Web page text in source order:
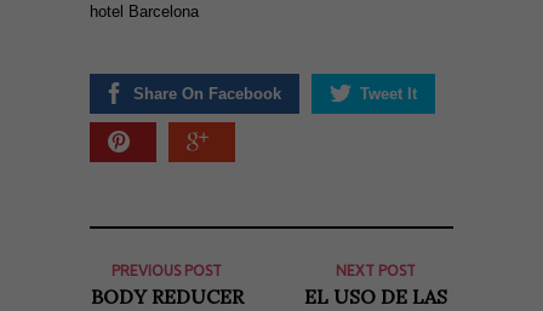
hotel Barcelona
Share On Facebook Tweet It
PREVIOUS POST
BODY REDUCER
NEXT POST
EL USO DE LAS